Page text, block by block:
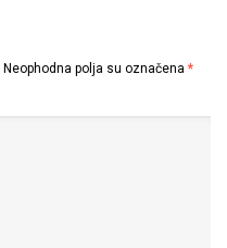
Neophodna polja su označena *